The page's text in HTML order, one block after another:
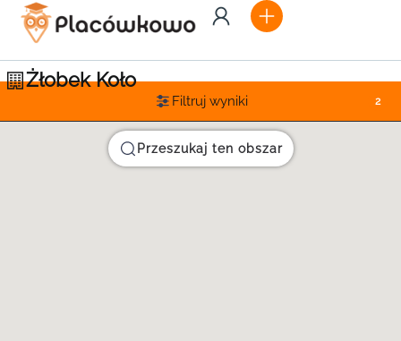
Żłobek Koło
Filtruj wyniki 2
Przeszukaj ten obszar